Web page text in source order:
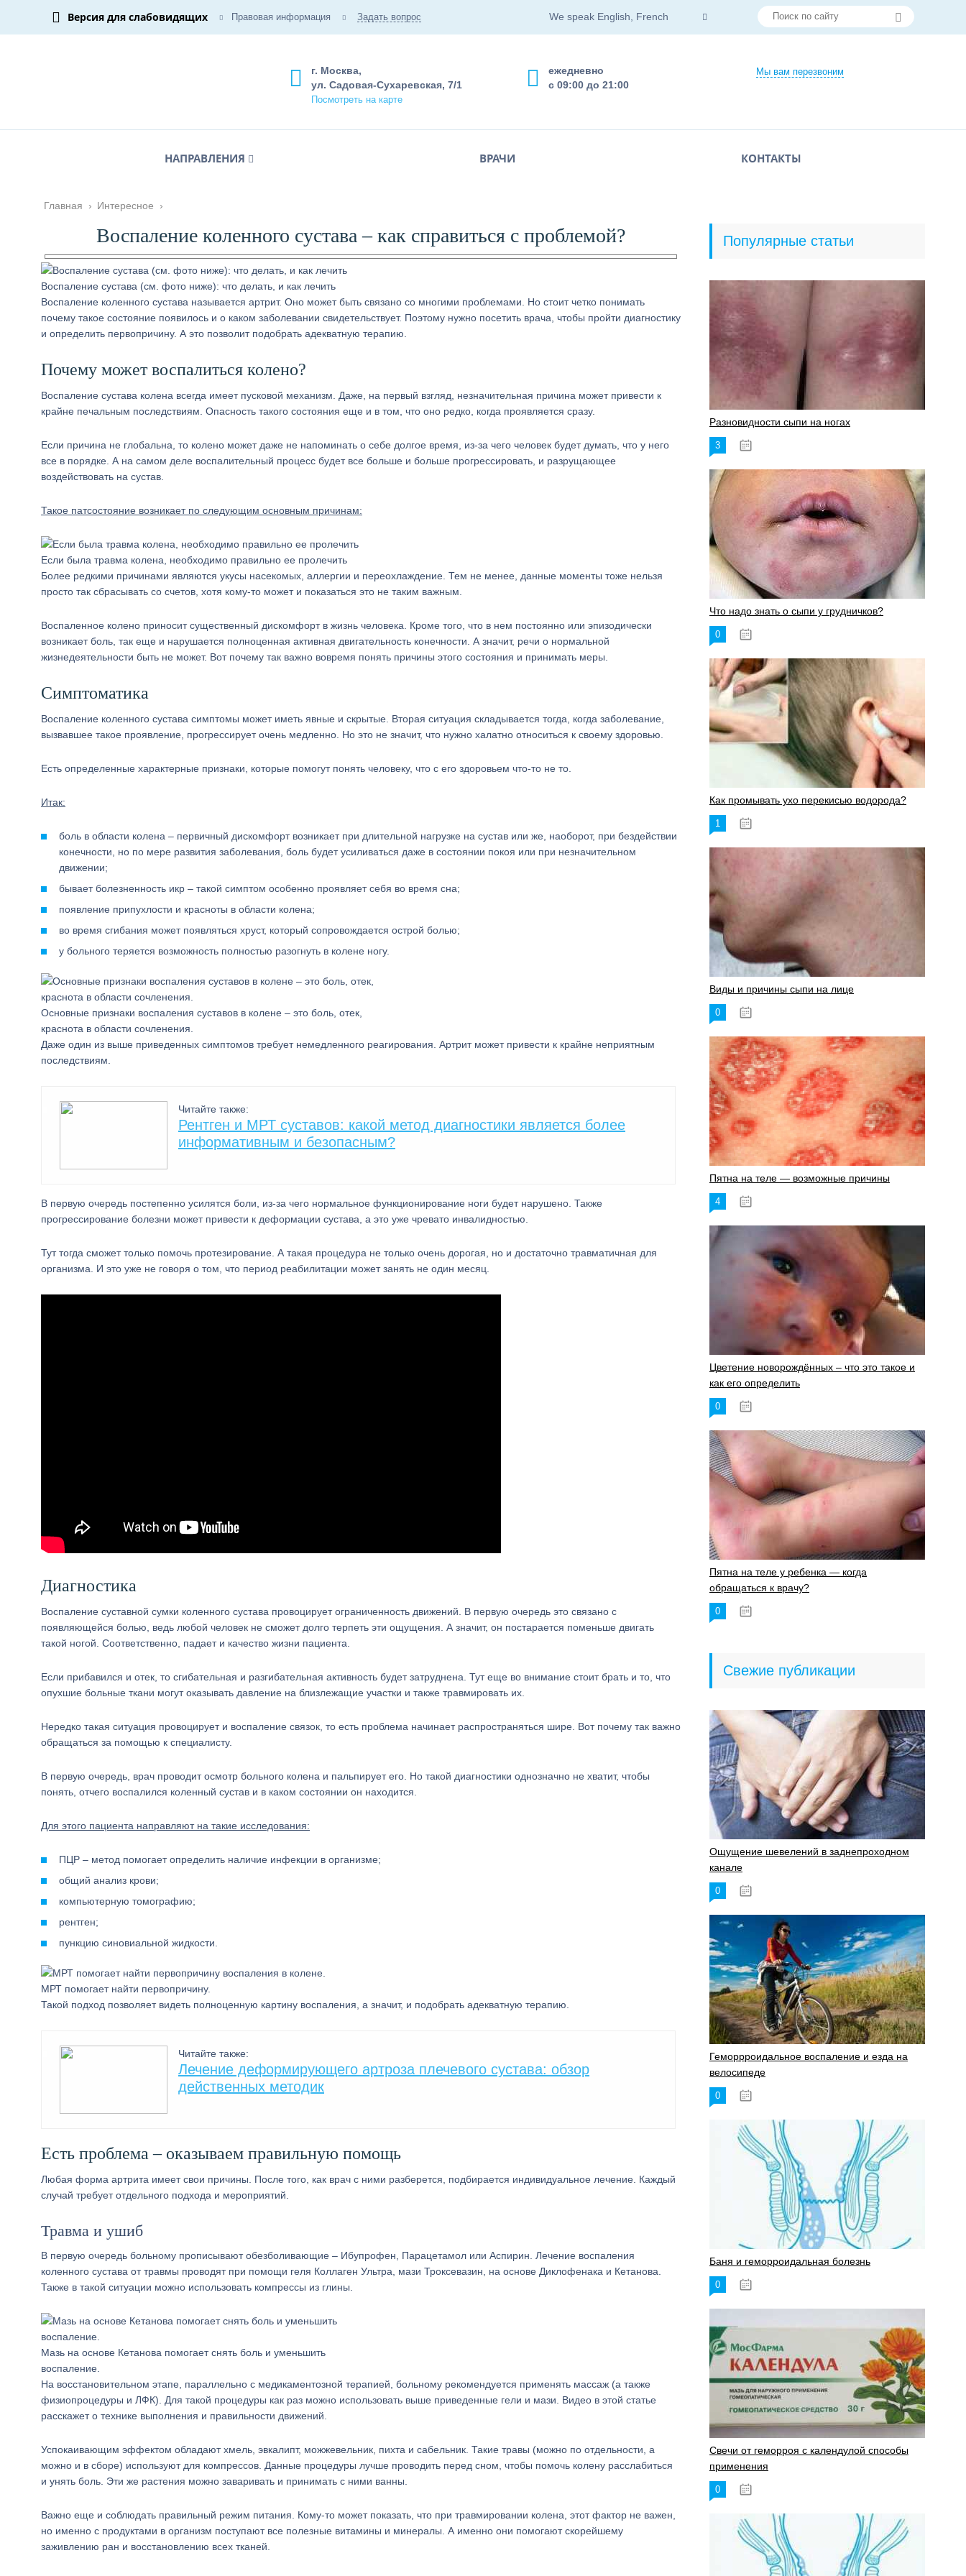
Версия для слабовидящих Правовая информация Задать вопрос We speak English, French
Мы вам перезвоним
ежедневно
с 09:00 до 21:00
г. Москва,
ул. Садовая-Сухаревская, 7/1
Посмотреть на карте
НАПРАВЛЕНИЯ ВРАЧИ КОНТАКТЫ
Главная › Интересное ›
Воспаление коленного сустава – как справиться с проблемой?
Воспаление сустава (см. фото ниже): что делать, и как лечить
Воспаление коленного сустава называется артрит. Оно может быть связано со многими проблемами. Но стоит четко понимать
почему такое состояние появилось и о каком заболевании свидетельствует. Поэтому нужно посетить врача, чтобы пройти диагностику
и определить первопричину. А это позволит подобрать адекватную терапию.
Почему может воспалиться колено?
Воспаление сустава колена всегда имеет пусковой механизм. Даже, на первый взгляд, незначительная причина может привести к
крайне печальным последствиям. Опасность такого состояния еще и в том, что оно редко, когда проявляется сразу.
Если причина не глобальна, то колено может даже не напоминать о себе долгое время, из-за чего человек будет думать, что у него
все в порядке. А на самом деле воспалительный процесс будет все больше и больше прогрессировать, и разрущающее
воздействовать на сустав.
Такое патсостояние возникает по следующим основным причинам:
Если была травма колена, необходимо правильно ее пролечить
Более редкими причинами являются укусы насекомых, аллергии и переохлаждение. Тем не менее, данные моменты тоже нельзя
просто так сбрасывать со счетов, хотя кому-то может и показаться это не таким важным.
Воспаленное колено приносит существенный дискомфорт в жизнь человека. Кроме того, что в нем постоянно или эпизодически
возникает боль, так еще и нарушается полноценная активная двигательность конечности. А значит, речи о нормальной
жизнедеятельности быть не может. Вот почему так важно вовремя понять причины этого состояния и принимать меры.
Симптоматика
Воспаление коленного сустава симптомы может иметь явные и скрытые. Вторая ситуация складывается тогда, когда заболевание,
вызвавшее такое проявление, прогрессирует очень медленно. Но это не значит, что нужно халатно относиться к своему здоровью.
Есть определенные характерные признаки, которые помогут понять человеку, что с его здоровьем что-то не то.
Итак:
боль в области колена – первичный дискомфорт возникает при длительной нагрузке на сустав или же, наоборот, при бездействии
конечности, но по мере развития заболевания, боль будет усиливаться даже в состоянии покоя или при незначительном
движении;
бывает болезненность икр – такой симптом особенно проявляет себя во время сна;
появление припухлости и красноты в области колена;
во время сгибания может появляться хруст, который сопровождается острой болью;
у больного теряется возможность полностью разогнуть в колене ногу.
Основные признаки воспаления суставов в колене – это боль, отек,
краснота в области сочленения.
Даже один из выше приведенных симптомов требует немедленного реагирования. Артрит может привести к крайне неприятным
последствиям.
Читайте также:
Рентген и МРТ суставов: какой метод диагностики является более
информативным и безопасным?
В первую очередь постепенно усилятся боли, из-за чего нормальное функционирование ноги будет нарушено. Также
прогрессирование болезни может привести к деформации сустава, а это уже чревато инвалидностью.
Тут тогда сможет только помочь протезирование. А такая процедура не только очень дорогая, но и достаточно травматичная для
организма. И это уже не говоря о том, что период реабилитации может занять не один месяц.
Диагностика
Воспаление суставной сумки коленного сустава провоцирует ограниченность движений. В первую очередь это связано с
появляющейся болью, ведь любой человек не сможет долго терпеть эти ощущения. А значит, он постарается поменьше двигать
такой ногой. Соответственно, падает и качество жизни пациента.
Если прибавился и отек, то сгибательная и разгибательная активность будет затруднена. Тут еще во внимание стоит брать и то, что
опухшие больные ткани могут оказывать давление на близлежащие участки и также травмировать их.
Нередко такая ситуация провоцирует и воспаление связок, то есть проблема начинает распространяться шире. Вот почему так важно
обращаться за помощью к специалисту.
В первую очередь, врач проводит осмотр больного колена и пальпирует его. Но такой диагностики однозначно не хватит, чтобы
понять, отчего воспалился коленный сустав и в каком состоянии он находится.
Для этого пациента направляют на такие исследования:
ПЦР – метод помогает определить наличие инфекции в организме;
общий анализ крови;
компьютерную томографию;
рентген;
пункцию синовиальной жидкости.
МРТ помогает найти первопричину.
Такой подход позволяет видеть полноценную картину воспаления, а значит, и подобрать адекватную терапию.
Читайте также:
Лечение деформирующего артроза плечевого сустава: обзор
действенных методик
Есть проблема – оказываем правильную помощь
Любая форма артрита имеет свои причины. После того, как врач с ними разберется, подбирается индивидуальное лечение. Каждый
случай требует отдельного подхода и мероприятий.
Травма и ушиб
В первую очередь больному прописывают обезболивающие – Ибупрофен, Парацетамол или Аспирин. Лечение воспаления
коленного сустава от травмы проводят при помощи геля Коллаген Ультра, мази Троксевазин, на основе Диклофенака и Кетанова.
Также в такой ситуации можно использовать компрессы из глины.
Мазь на основе Кетанова помогает снять боль и уменьшить
воспаление.
На восстановительном этапе, параллельно с медикаментозной терапией, больному рекомендуется применять массаж (а также
физиопроцедуры и ЛФК). Для такой процедуры как раз можно использовать выше приведенные гели и мази. Видео в этой статье
расскажет о технике выполнения и правильности движений.
Успокаивающим эффектом обладают хмель, эвкалипт, можжевельник, пихта и сабельник. Такие травы (можно по отдельности, а
можно и в сборе) используют для компрессов. Данные процедуры лучше проводить перед сном, чтобы помочь колену расслабиться
и унять боль. Эти же растения можно заваривать и принимать с ними ванны.
Важно еще и соблюдать правильный режим питания. Кому-то может показать, что при травмировании колена, этот фактор не важен,
но именно с продуктами в организм поступают все полезные витамины и минералы. А именно они помогают скорейшему
заживлению ран и восстановлению всех тканей.
Популярные статьи
Разновидности сыпи на ногах
3
Что надо знать о сыпи у грудничков?
0
Как промывать ухо перекисью водорода?
1
Виды и причины сыпи на лице
0
Пятна на теле — возможные причины
4
Цветение новорождённых – что это такое и
как его определить
0
Пятна на теле у ребенка — когда
обращаться к врачу?
0
Свежие публикации
Ощущение шевелений в заднепроходном
канале
0
Геморрроидальное воспаление и езда на
велосипеде
0
Баня и геморроидальная болезнь
0
Свечи от геморроя с календулой способы
применения
0